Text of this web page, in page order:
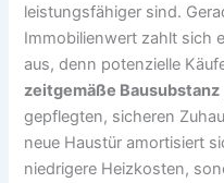
leistungsfähiger sind.
Immobilienwert zahlt sich
aus, denn potenzielle
zeitgemäße Bausubstanz
gepflegten, sicheren
neue Haustür amortisiert
niedrigere Heizkosten,